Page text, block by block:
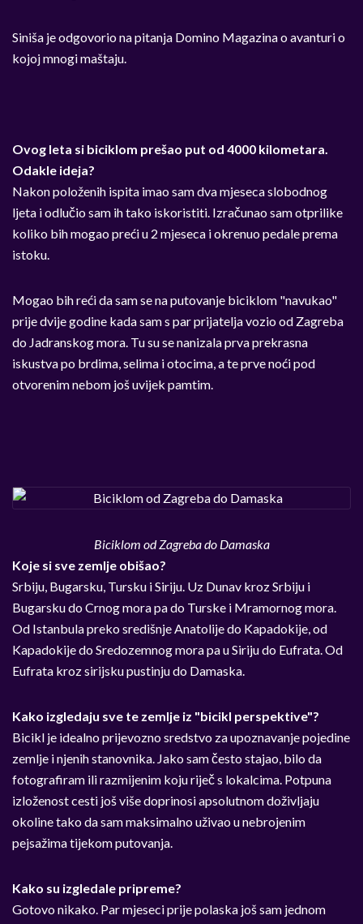
Siniša je odgovorio na pitanja Domino Magazina o avanturi o
kojoj mnogi maštaju.
Ovog leta si biciklom prešao put od 4000 kilometara.
Odakle ideja?
Nakon položenih ispita imao sam dva mjeseca slobodnog
ljeta i odlučio sam ih tako iskoristiti. Izračunao sam otprilike
koliko bih mogao preći u 2 mjeseca i okrenuo pedale prema
istoku.
Mogao bih reći da sam se na putovanje biciklom "navukao"
prije dvije godine kada sam s par prijatelja vozio od Zagreba
do Jadranskog mora. Tu su se nanizala prva prekrasna
iskustva po brdima, selima i otocima, a te prve noći pod
otvorenim nebom još uvijek pamtim.
Biciklom od Zagreba do Damaska
Koje si sve zemlje obišao?
Srbiju, Bugarsku, Tursku i Siriju. Uz Dunav kroz Srbiju i
Bugarsku do Crnog mora pa do Turske i Mramornog mora.
Od Istanbula preko središnje Anatolije do Kapadokije, od
Kapadokije do Sredozemnog mora pa u Siriju do Eufrata. Od
Eufrata kroz sirijsku pustinju do Damaska.
Kako izgledaju sve te zemlje iz "bicikl perspektive"?
Bicikl je idealno prijevozno sredstvo za upoznavanje pojedine
zemlje i njenih stanovnika. Jako sam često stajao, bilo da
fotografiram ili razmijenim koju riječ s lokalcima. Potpuna
izloženost cesti još više doprinosi apsolutnom doživljaju
okoline tako da sam maksimalno uživao u nebrojenim
pejsažima tijekom putovanja.
Kako su izgledale pripreme?
Gotovo nikako. Par mjeseci prije polaska još sam jednom